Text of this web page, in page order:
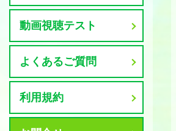
動画視聴テスト
よくあるご質問
利用規約